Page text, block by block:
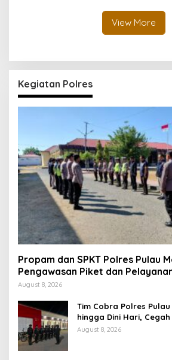
View More
Kegiatan Polres
Propam dan SPKT Polres Pulau
Pengawasan Piket dan
Selama 1×24 Jam
August 8, 2026
Tim Cobra Polres
hingga Dini Hari,
Gangguan Kamtibmas
August 8, 2026